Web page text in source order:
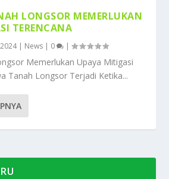
LONGSOR MEMERLUKAN
TERENCANA
| News | 0 |
Memerlukan Upaya Mitigasi
Tanah Longsor Terjadi Ketika...